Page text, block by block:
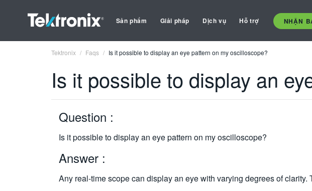
Sản phẩm Giải pháp Dịch vụ Hỗ trợ NHẬN
Tektronix Faqs Is it possible to display an eye pattern on my oscilloscope?
Is it possible to display an
Question :
Is it possible to display an eye pattern on my oscilloscope?
Answer :
Any real-time scope can display an eye with varying degrees of clarity.